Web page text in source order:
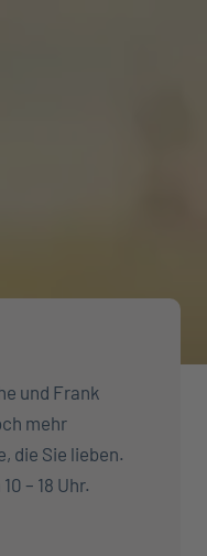
und Frank
mehr
die Sie lieben.
– 18 Uhr.